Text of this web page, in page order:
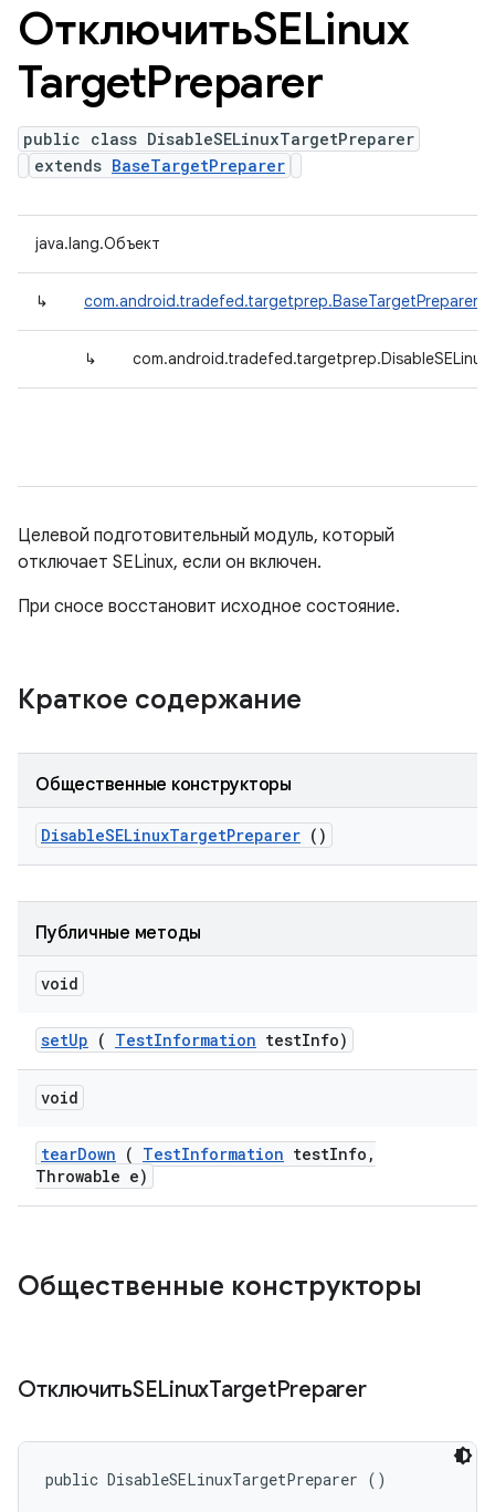
ОтключитьSELinux
TargetPreparer
public class DisableSELinuxTargetPreparer
extends BaseTargetPreparer
java.lang.Объект
↳ com.android.tradefed.targetprep.BaseTargetPreparer
↳
Целевой подготовительный модуль, который
отключает SELinux, если он включен.
При сносе восстановит исходное состояние.
Краткое содержание
Общественные конструкторы
DisableSELinuxTargetPreparer ()
Публичные методы
void
setUp ( TestInformation testInfo)
void
tearDown ( TestInformation testInfo ,
Throwable e)
Общественные конструкторы
ОтключитьSELinuxTargetPreparer
public DisableSELinuxTargetPreparer ()